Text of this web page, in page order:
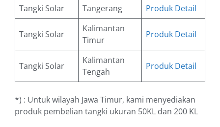
Tangki Solar
Tangerang Produk Detail
Tangki Solar
Kalimantan
Timur
Produk Detail
Tangki Solar
Kalimantan
Tengah
Produk Detail
*) : Untuk wilayah Jawa Timur, kami menyediakan
produk pembelian tangki ukuran 50KL dan 200 KL